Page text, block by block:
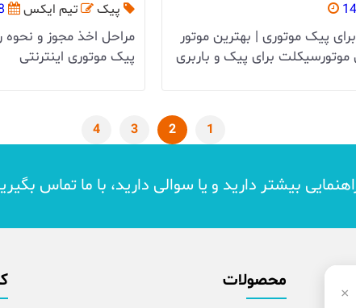
پیک موتوری | بهترین موتور
موتورسیکلت برای پیک و باربری
پیک تیم ایکس
مراحل اخذ مجوز و نحوه
پیک موتوری اینترنتی
1
2
3
4
راهنمایی بیشتر دارید و یا سوالی دارید، با ما تماس
محصولات
×